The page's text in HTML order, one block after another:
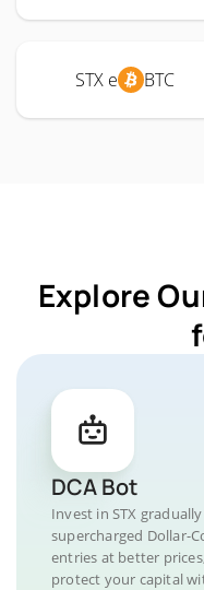
STX e BTC
Explore
DCA Bot
Invest in STX
supercharged Dollar-
entries at better
protect your capital